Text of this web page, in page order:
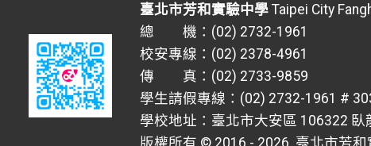
臺北市芳和實驗中學 Taipei City
總 機：(02) 2732-1961
校安專線：(02) 2378-4961
傳 真：(02) 2733-9859
學生請假專線：(02) 2732-1961 #
學校地址：臺北市大安區 106322 臥
版權所有 © 2016 - 2026 臺北市芳和